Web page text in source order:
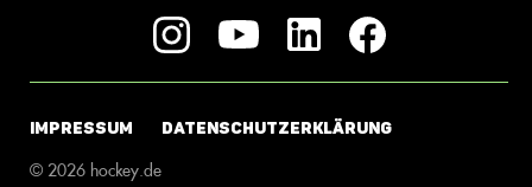
IMPRESSUM DATENSCHUTZERKLÄRUNG
© 2026 hockey.de